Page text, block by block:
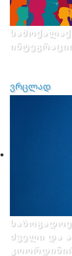
ვრცლად
ძველი და